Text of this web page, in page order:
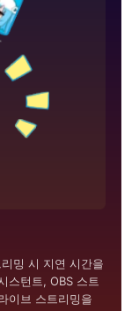
밍 시 지연 시간을
스턴트, OBS 스트
이브 스트리밍을